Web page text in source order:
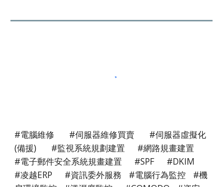
#電腦維修 #伺服器維修買賣 #伺服器虛擬化
(備援) #監視系統規劃建置 #網路規畫建置
#電子郵件安全系統規畫建置 #SPF #DKIM
#凌越ERP #資訊委外服務 #電腦行為監控 #機